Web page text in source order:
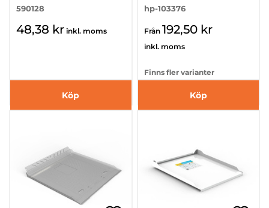
590128
48,38 kr inkl. moms
Köp
hp-103376
Från 192,50 kr
inkl. moms
Finns fler varianter
Köp